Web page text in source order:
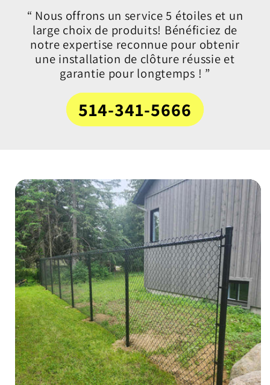
“ Nous offrons un service 5 étoiles et un
large choix de produits! Bénéficiez de
notre expertise reconnue pour obtenir
une installation de clôture réussie et
garantie pour longtemps ! ”
514-341-5666